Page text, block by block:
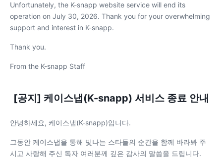
Unfortunately, the K-snapp website service will end its
operation on July 30, 2026. Thank you for your overwhelming
support and interest in K-snapp.
Thank you.
From the K-snapp Staff
[공지] 케이스냅(K-snapp) 서비스 종료 안내
안녕하세요, 케이스냅(K-snapp)입니다.
그동안 케이스냅을 통해 빛나는 스타들의 순간을 함께 바라봐 주
시고 사랑해 주신 독자 여러분께 깊은 감사의 말씀을 드립니다.